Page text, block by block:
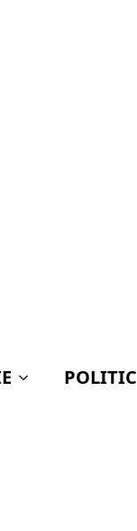
POLITIC